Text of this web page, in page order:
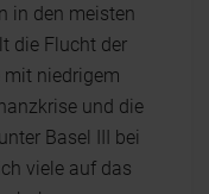
in den meisten
die Flucht der
mit niedrigem
und die
Basel III bei
viele auf das